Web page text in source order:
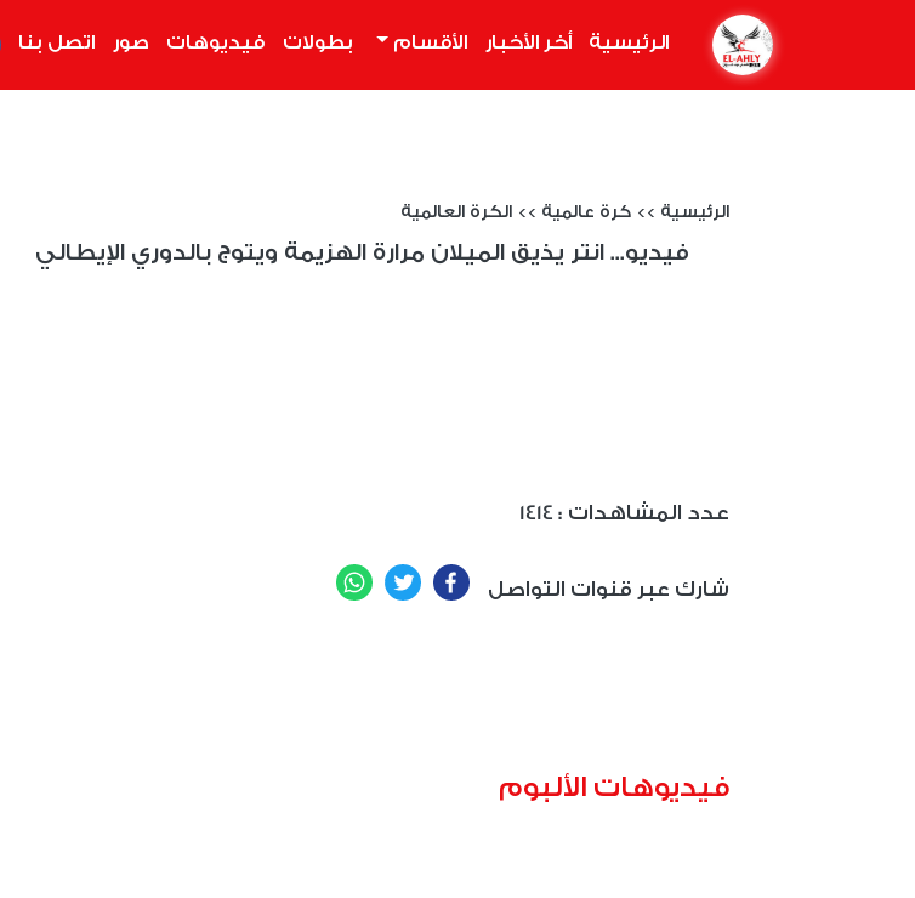
الرئيسية أخر الأخبار الأقسام بطولات فيديوهات صور اتصل بنا
الرئيسية >> كرة عالمية >> الكرة العالمية
فيديو... انتر يذيق الميلان مرارة الهزيمة ويتوج بالدوري الإيطالي
1414 : عدد المشاهدات
شارك عبر قنوات التواصل Facebook
Twitter
WhatsApp
فيديوهات الألبوم